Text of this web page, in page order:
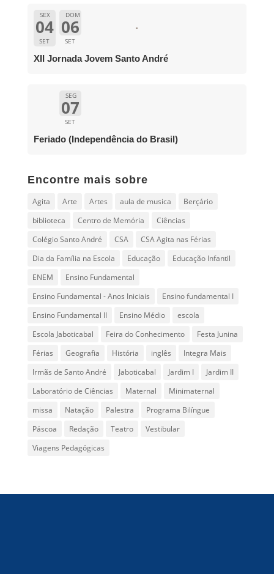
SEX
04
SET
DOM
06
SET
XII Jornada Jovem Santo André
SEG
07
SET
Feriado (Independência do Brasil)
Encontre mais sobre
Agita Arte Artes aula de musica
Berçário
biblioteca
Centro de Memória
Ciências
Colégio Santo André
CSA
CSA Agita nas Férias
Dia da Família na Escola
Educação
Educação Infantil
ENEM
Ensino Fundamental
Ensino Fundamental - Anos Iniciais
Ensino fundamental I
Ensino Fundamental II
Ensino Médio
escola
Escola Jaboticabal
Feira do Conhecimento
Festa Junina
Férias
Geografia História inglês
Integra Mais
Irmãs de Santo André
Jaboticabal Jardim I
Jardim II
Laboratório de Ciências
Maternal
Minimaternal
missa
Natação Palestra
Programa Bilíngue
Páscoa
Redação Teatro
Vestibular
Viagens Pedagógicas